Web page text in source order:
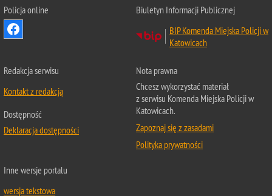
Policja online
Biuletyn Informacji Publicznej
BIP Komenda Miejska Policji w
Katowicach
Redakcja serwisu
Kontakt z redakcją
Dostępność
Deklaracja dostępności
Nota prawna
Chcesz wykorzystać materiał
z serwisu Komenda Miejska Policji w
Katowicach.
Zapoznaj się z zasadami
Polityka prywatności
Inne wersje portalu
wersja tekstowa